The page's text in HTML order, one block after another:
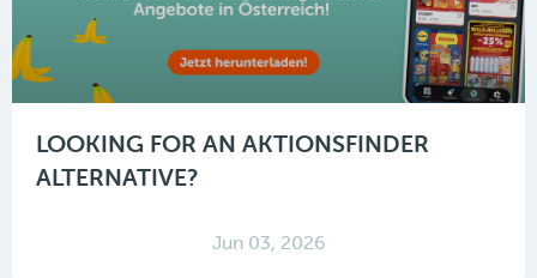
LOOKING FOR AN AKTIONSFINDER
ALTERNATIVE?
Jun 03, 2026